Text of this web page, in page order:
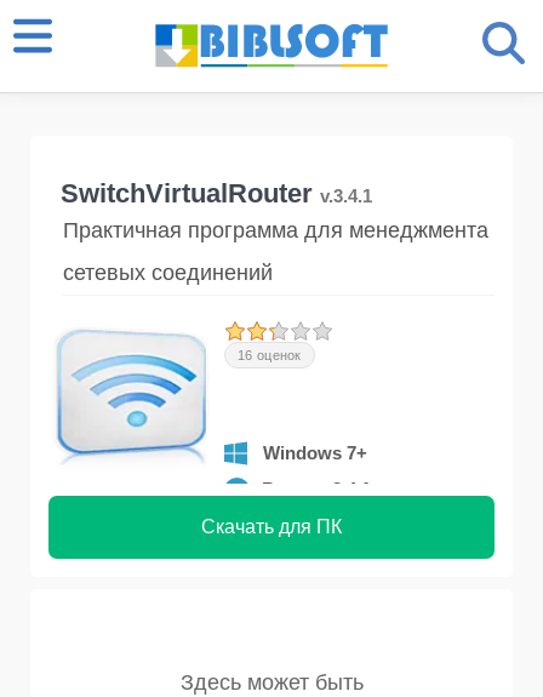
SwitchVirtualRouter v.3.4.1
Практичная программа для менеджмента
сетевых соединений
16 оценок
Windows 7+
Версия 3.4.1
Скачать для ПК